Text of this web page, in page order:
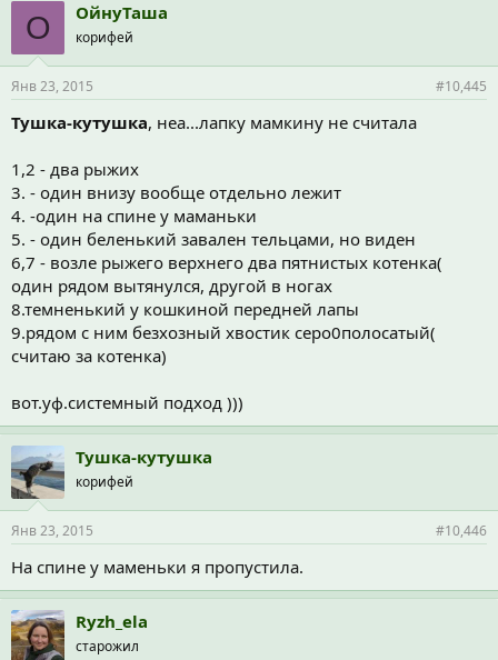
О ОйнуТаша
корифей
Янв 23, 2015 #10,445
Тушка-кутушка, неа...лапку мамкину не считала
1,2 - два рыжих
3. - один внизу вообще отдельно лежит
4. -один на спине у маманьки
5. - один беленький завален тельцами, но виден
6,7 - возле рыжего верхнего два пятнистых котенка(
один рядом вытянулся, другой в ногах
8.темненький у кошкиной передней лапы
9.рядом с ним безхозный хвостик серо0полосатый(
считаю за котенка)
вот.уф.системный подход )))
Тушка-кутушка
корифей
Янв 23, 2015 #10,446
На спине у маменьки я пропустила.
Ryzh_ela
старожил